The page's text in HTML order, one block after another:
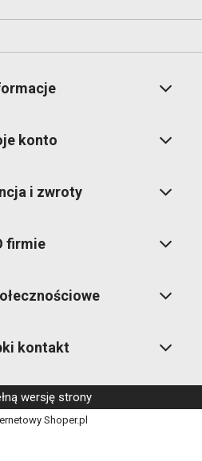
konto
i zwroty
firmie
kontakt
wersję strony
Shoper.pl